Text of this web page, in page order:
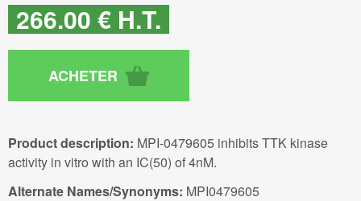
266.00 € H.T.
Product description: MPI-0479605 inhibits TTK kinase
activity in vitro with an IC(50) of 4nM.
Alternate Names/Synonyms: MPI0479605